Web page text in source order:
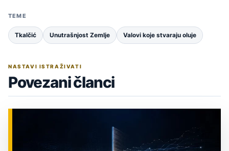
TEME
Tkalčić Unutrašnjost Zemlje Valovi koje stvaraju oluje
NASTAVI ISTRAŽIVATI
Povezani članci